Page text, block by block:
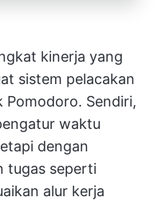
kinerja yang
sistem pelacakan
Sendiri,
waktu
dengan
tugas seperti
alur kerja